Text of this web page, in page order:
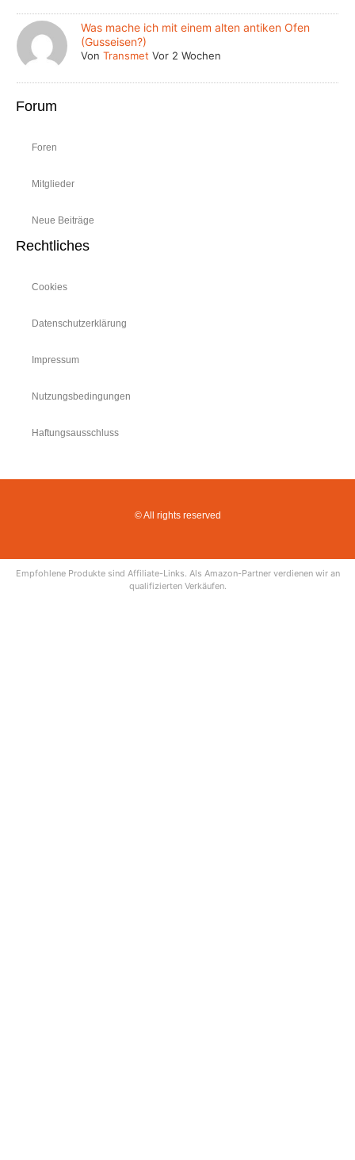
Was mache ich mit einem alten antiken Ofen
(Gusseisen?)
VonTransmet Vor 2 Wochen
Forum
Foren
Mitglieder
Neue Beiträge
Rechtliches
Cookies
Datenschutzerklärung
Impressum
Nutzungsbedingungen
Haftungsausschluss
© All rights reserved
Empfohlene Produkte sind Affiliate-Links. Als Amazon-Partner verdienen wir an
qualifizierten Verkäufen.